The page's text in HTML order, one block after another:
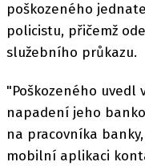
poškozeného
policistu, přičemž
služebního průkazu.
"Poškozeného uvedl
napadení jeho
na pracovníka
mobilní aplikaci